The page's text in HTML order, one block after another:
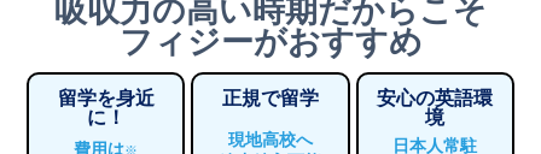
吸収力の高い時期だからこそ
フィジーがおすすめ
留学を身近
に！
費用は※
正規で留学
現地高校へ
安心の英語環
境
日本人常駐